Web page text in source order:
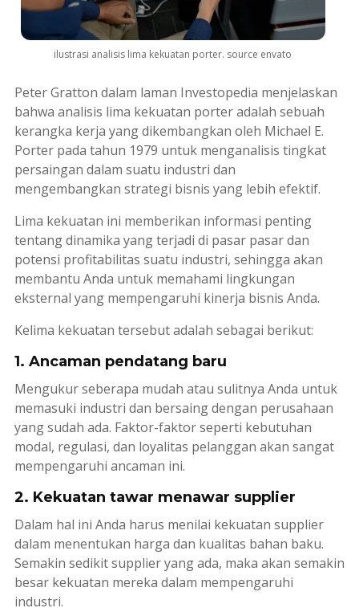
ilustrasi analisis lima kekuatan porter. source envato
Peter Gratton dalam laman Investopedia menjelaskan
bahwa analisis lima kekuatan porter adalah sebuah
kerangka kerja yang dikembangkan oleh Michael E.
Porter pada tahun 1979 untuk menganalisis tingkat
persaingan dalam suatu industri dan
mengembangkan strategi bisnis yang lebih efektif.
Lima kekuatan ini memberikan informasi penting
tentang dinamika yang terjadi di pasar pasar dan
potensi profitabilitas suatu industri, sehingga akan
membantu Anda untuk memahami lingkungan
eksternal yang mempengaruhi kinerja bisnis Anda.
Kelima kekuatan tersebut adalah sebagai berikut:
1. Ancaman pendatang baru
Mengukur seberapa mudah atau sulitnya Anda untuk
memasuki industri dan bersaing dengan perusahaan
yang sudah ada. Faktor-faktor seperti kebutuhan
modal, regulasi, dan loyalitas pelanggan akan sangat
mempengaruhi ancaman ini.
2. Kekuatan tawar menawar supplier
Dalam hal ini Anda harus menilai kekuatan supplier
dalam menentukan harga dan kualitas bahan baku.
Semakin sedikit supplier yang ada, maka akan semakin
besar kekuatan mereka dalam mempengaruhi
industri.